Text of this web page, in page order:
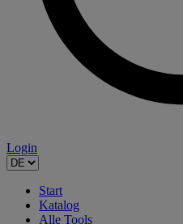
Login
Start
Katalog
Alle Tools